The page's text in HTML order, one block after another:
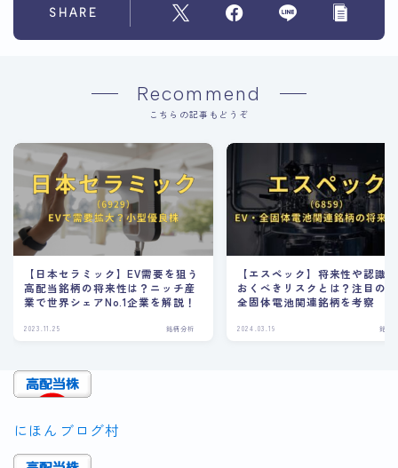
SHARE
Recommend
こちらの記事もどうぞ
【日本セラミック】EV需要を狙う
高配当銘柄の将来性は？ニッチ産
業で世界シェアNo.1企業を解説！
2023.11.25 銘柄分析
【エスペック】将来性や認識
おくべきリスクとは？注目の
全固体電池関連銘柄を考察
2024.03.19 銘柄
にほんブログ村